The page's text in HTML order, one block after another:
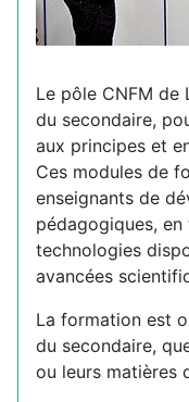
Le pôle CNFM de
du secondaire,
aux principes et
Ces modules de
enseignants de
pédagogiques,
technologies
avancées
La formation est
du secondaire,
ou leurs matières